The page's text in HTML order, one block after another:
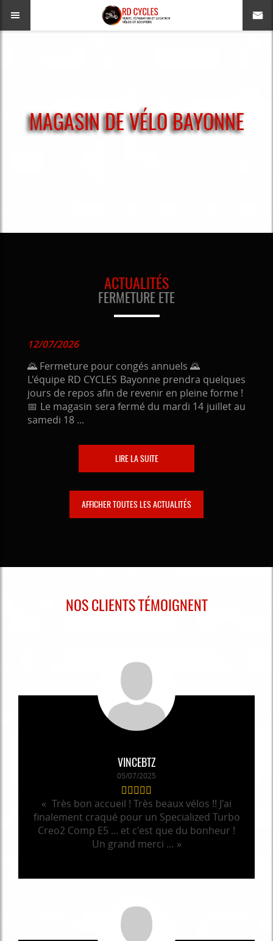
MAGASIN DE VÉLO BAYONNE
ACTUALITÉS
FERMETURE ETE
12/07/2026
🌄 Fermeture pour congés annuels 🌄
L'équipe RD CYCLES Bayonne prendra quelques
jours de repos afin de revenir en pleine forme !
📅 Le magasin sera fermé du mardi 14 juillet au
samedi 18 ...
LIRE LA SUITE
AFFICHER TOUTES LES ACTUALITÉS
NOS CLIENTS TÉMOIGNENT
VINCEBTZ
05/07/2025
Très bon accueil ! Très beaux vélos !! J'ai
finalement craqué pour un Specialized Turbo
Creo2 Comp E5 ... et c'est que du bonheur !
Un grand merci ...